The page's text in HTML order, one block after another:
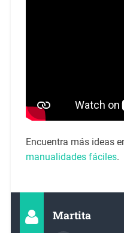
Encuentra más ideas
manualidades fáciles.
Martita